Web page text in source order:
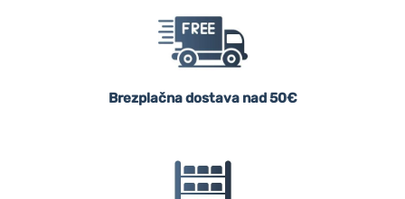
Brezplačna dostava nad 50€